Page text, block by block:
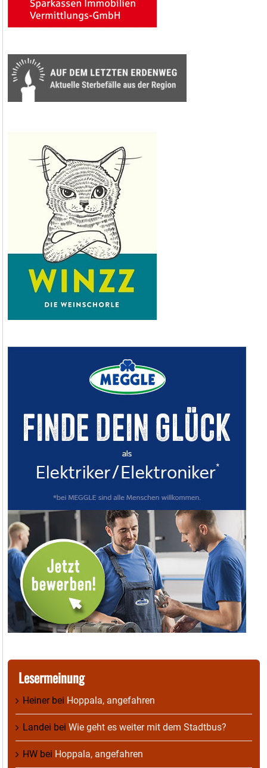
Lesermeinung
Heinerbei Hoppala, angefahren
Landei bei Wie geht es weiter mit dem Stadtbus?
HW bei Hoppala, angefahren